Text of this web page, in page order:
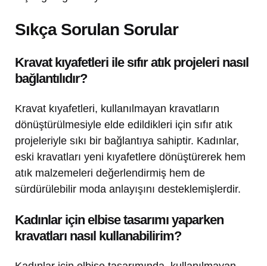
Sıkça Sorulan Sorular
Kravat kıyafetleri ile sıfır atık projeleri nasıl
bağlantılıdır?
Kravat kıyafetleri, kullanılmayan kravatların
dönüştürülmesiyle elde edildikleri için sıfır atık
projeleriyle sıkı bir bağlantıya sahiptir. Kadınlar,
eski kravatları yeni kıyafetlere dönüştürerek hem
atık malzemeleri değerlendirmiş hem de
sürdürülebilir moda anlayışını desteklemişlerdir.
Kadınlar için elbise tasarımı yaparken
kravatları nasıl kullanabilirim?